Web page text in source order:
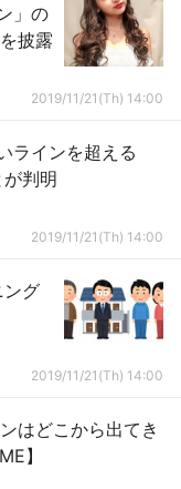
」の
披露
2019/11/21(Th) 14:00
ラインを超える
判明
2019/11/21(Th) 14:00
ング
2019/11/21(Th) 14:00
はどこから出てき
】